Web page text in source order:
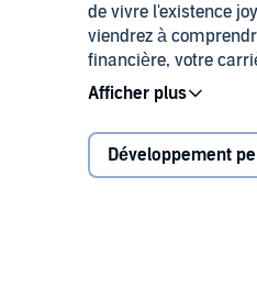
de vivre l'existence
viendrez à
financière, votre
gouvernant votre
à suivre le courant
qui est bon, et ce
Lorsque vous
2006 Éditions
Développement